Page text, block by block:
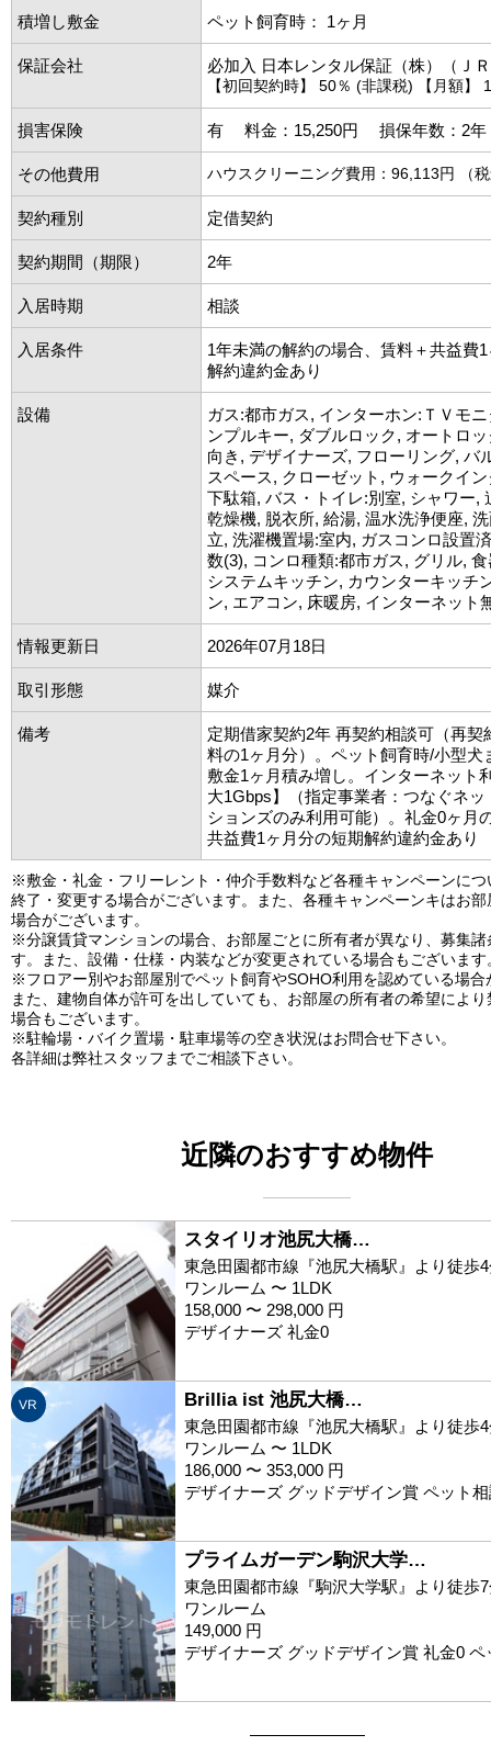
積増し敷金 ペット飼育時： 1ヶ月
保証会社 必加入 日本レンタル保証（株）（Ｊ
【初回契約時】 50％ (非課税) 【月額】
損害保険 有 料金：15,250円 損保年数：2
その他費用 ハウスクリーニング費用：96,113円 （
契約種別 定借契約
契約期間（期限） 2年
入居時期 相談
入居条件
1年未満の解約の場合、賃料＋共益費
解約違約金あり
設備
ガス:都市ガス, インターホン:ＴＶモ
ンプルキー, ダブルロック, オートロ
向き, デザイナーズ, フローリング, バ
スペース, クローゼット, ウォークイ
下駄箱, バス・トイレ:別室, シャワー,
乾燥機, 脱衣所, 給湯, 温水洗浄便座,
立, 洗濯機置場:室内, ガスコンロ設置
数(3), コンロ種類:都市ガス, グリル,
システムキッチン, カウンターキッチ
ン, エアコン, 床暖房, インターネット
情報更新日 2026年07月18日
取引形態 媒介
備考
定期借家契約2年 再契約相談可（再契
料の1ヶ月分）。ペット飼育時/小型犬
敷金1ヶ月積み増し。インターネット
大1Gbps】（指定事業者：つなぐネ
ションズのみ利用可能）。礼金0ヶ月
共益費1ヶ月分の短期解約違約金あり
※敷金・礼金・フリーレント・仲介手数料など各種キャンペーンにつ
終了・変更する場合がございます。また、各種キャンペーンキはお
場合がございます。
※分譲賃貸マンションの場合、お部屋ごとに所有者が異なり、募集諸
す。また、設備・仕様・内装などが変更されている場合もございます
※フロアー別やお部屋別でペット飼育やSOHO利用を認めている場合
また、建物自体が許可を出していても、お部屋の所有者の希望によ
場合もございます。
※駐輪場・バイク置場・駐車場等の空き状況はお問合せ下さい。
各詳細は弊社スタッフまでご相談下さい。
近隣のおすすめ物件
スタイリオ池尻大橋…
東急田園都市線『池尻大橋駅』より徒歩
ワンルーム 〜 1LDK
158,000 〜 298,000 円
デザイナーズ 礼金0
VR Brillia ist 池尻大橋…
東急田園都市線『池尻大橋駅』より徒歩
ワンルーム 〜 1LDK
186,000 〜 353,000 円
デザイナーズ グッドデザイン賞 ペット
プライムガーデン駒沢大学…
東急田園都市線『駒沢大学駅』より徒歩
ワンルーム
149,000 円
デザイナーズ グッドデザイン賞 礼金0 ペ